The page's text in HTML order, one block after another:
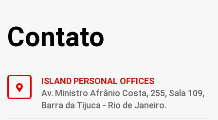
Contato
ISLAND PERSONAL OFFICES
Av. Ministro Afrânio Costa, 255, Sala 109,
Barra da Tijuca - Rio de Janeiro.